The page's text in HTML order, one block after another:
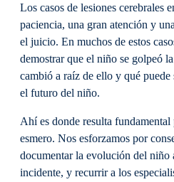
Los casos de lesiones cerebrales
paciencia, una gran atención y
el juicio. En muchos de estos
demostrar que el niño se golpeó
cambió a raíz de ello y qué
el futuro del niño.
Ahí es donde resulta fundamental
esmero. Nos esforzamos por
documentar la evolución del niño
incidente, y recurrir a los